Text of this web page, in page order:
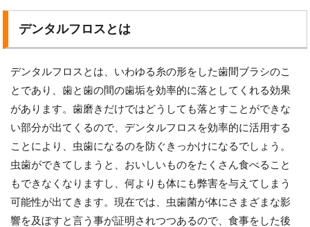
デンタルフロスとは
デンタルフロスとは、いわゆる糸の形をした歯間ブラシのこ
とであり、歯と歯の間の歯垢を効率的に落としてくれる効果
があります。歯磨きだけではどうしても落とすことができな
い部分が出てくるので、デンタルフロスを効率的に活用する
ことにより、虫歯になるのを防ぐきっかけになるでしょう。
虫歯ができてしまうと、おいしいものをたくさん食べること
もできなくなりますし、何よりも体にも弊害を与えてしまう
可能性が出てきます。現在では、虫歯菌が体にさまざまな影
響を及ぼすと言う事が証明されつつあるので、食事をした後